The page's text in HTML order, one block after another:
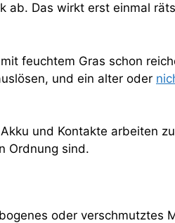
ab. Das wirkt erst einmal
feuchtem Gras schon
und ein alter oder
und Kontakte arbeiten
Ordnung sind.
oder verschmutztes